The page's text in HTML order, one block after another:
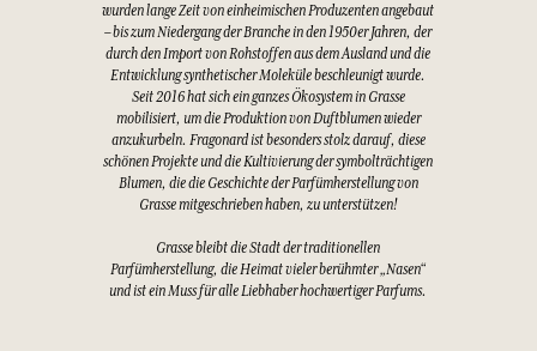
wurden lange Zeit von einheimischen Produzenten angebaut
– bis zum Niedergang der Branche in den 1950er Jahren, der
durch den Import von Rohstoffen aus dem Ausland und die
Entwicklung synthetischer Moleküle beschleunigt wurde.
Seit 2016 hat sich ein ganzes Ökosystem in Grasse
mobilisiert, um die Produktion von Duftblumen wieder
anzukurbeln. Fragonard ist besonders stolz darauf, diese
schönen Projekte und die Kultivierung der symbolträchtigen
Blumen, die die Geschichte der Parfümherstellung von
Grasse mitgeschrieben haben, zu unterstützen!
Grasse bleibt die Stadt der traditionellen
Parfümherstellung, die Heimat vieler berühmter „Nasen“
und ist ein Muss für alle Liebhaber hochwertiger Parfums.